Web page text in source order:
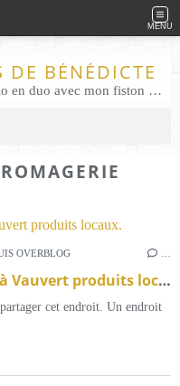
MENU
DE BÉNÉDICTE
Des gourmandises sans gluten en solo en duo avec mon fiston . Salé comme Sucré sans gluten éco responsable Les Gourmandises de Bénédicte gâteau produits locaux
OVERBLOG
Le Mas du Trident fromagerie à Vauvert produits locaux.
cet endroit. Un endroit